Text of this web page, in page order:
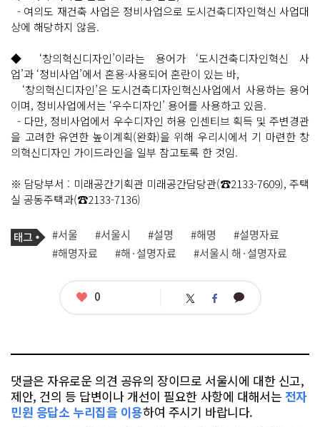
- 여의도 재건축 사업은 정비사업으로 도시건축디자인혁신 사업대
상에 해당하지 않음.
◆ ‘창의혁신디자인’이라는 용어가 ‘도시건축디자인혁신 사
업’과 ‘정비사업’에서 혼용·사용되어 혼란이 있는 바,
‘창의혁신디자인’은 도시건축디자인혁신사업에서 사용하는 용어
이며, 정비사업에서는 ‘우수디자인’ 용어를 사용하고 있음.
- 다만, 정비사업에서 우수디자인 허용 인센티브 획득 및 주변경관
을 고려한 유연한 높이계획(완화)을 위해 우리시에서 기 마련한 창
의혁신디자인 가이드라인을 일부 참고토록 한 것임.
※ 담당부서 : 미래공간기획관 미래공간담당관(☎2133-7609), 주택
실 공동주택과(☎2133-7136)
기
사
관
련
태
그
#서울 #서울시 #설명 #해명
#설명자료
#해명자료
#해·설명자료 #서울시 해·설명자료
좋
0 트 페 카
댓글은 자유로운 의견 공유의 장이므로 서울시에 대한 신고,
제안, 건의 등 답변이나 개선이 필요한 사항에 대해서는 전자
민원 응답소 누리집을 이용하여 주시기 바랍니다.